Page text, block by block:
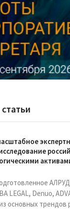
"НОКС", ИНН 7709980401,
LEGAL, Denuo,
основных трендов